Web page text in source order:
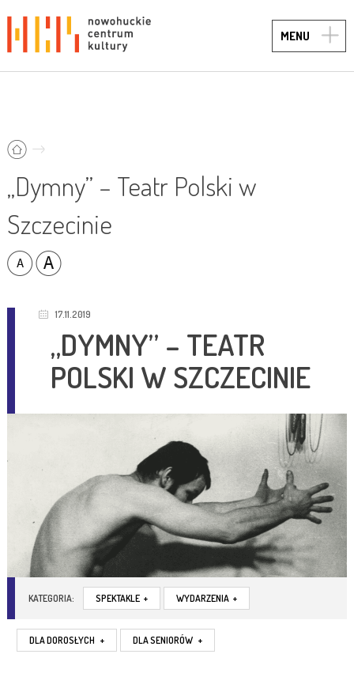
MENU
„Dymny” – Teatr Polski w
Szczecinie
17.11.2019
„DYMNY” – TEATR
POLSKI W SZCZECINIE
KATEGORIA: SPEKTAKLE + WYDARZENIA +
DLA DOROSŁYCH + DLA SENIORÓW +